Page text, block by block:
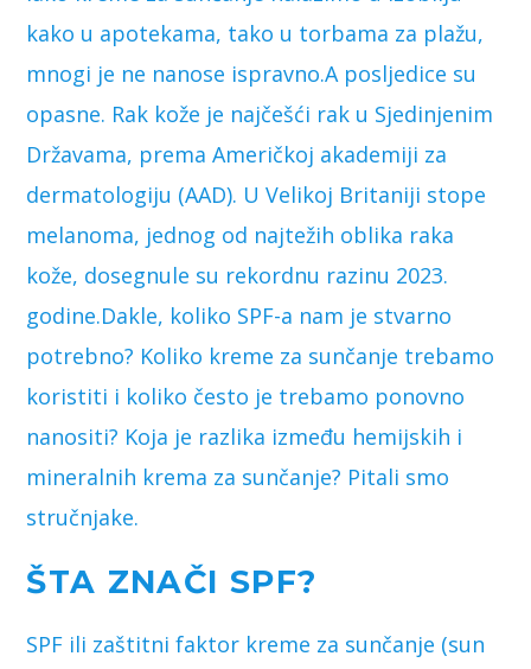
kako u apotekama, tako u torbama za plažu,
mnogi je ne nanose ispravno.A posljedice su
opasne. Rak kože je najčešći rak u Sjedinjenim
Državama, prema Američkoj akademiji za
dermatologiju (AAD). U Velikoj Britaniji stope
melanoma, jednog od najtežih oblika raka
kože, dosegnule su rekordnu razinu 2023.
godine.Dakle, koliko SPF-a nam je stvarno
potrebno? Koliko kreme za sunčanje trebamo
koristiti i koliko često je trebamo ponovno
nanositi? Koja je razlika između hemijskih i
mineralnih krema za sunčanje? Pitali smo
stručnjake.
ŠTA ZNAČI SPF?
SPF ili zaštitni faktor kreme za sunčanje (sun